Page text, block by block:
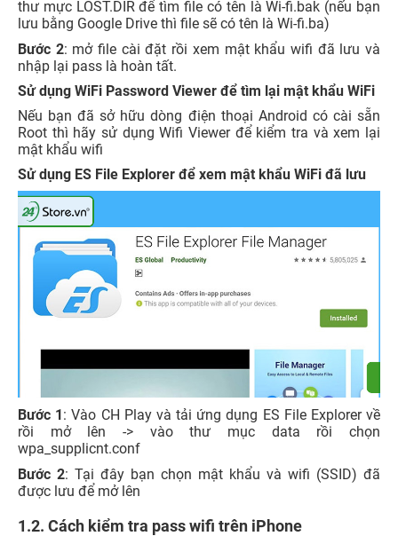
thư mực LOST.DIR để tìm file có tên là Wi-fi.bak (nếu bạn
lưu bằng Google Drive thì file sẽ có tên là Wi-fi.ba)
Bước 2: mở file cài đặt rồi xem mật khẩu wifi đã lưu và
nhập lại pass là hoàn tất.
Sử dụng WiFi Password Viewer để tìm lại mật khẩu WiFi
Nếu bạn đã sở hữu dòng điện thoại Android có cài sẵn
Root thì hãy sử dụng Wifi Viewer để kiểm tra và xem lại
mật khẩu wifi
Sử dụng ES File Explorer để xem mật khẩu WiFi đã lưu
Bước 1: Vào CH Play và tải ứng dụng ES File Explorer về
rồi mở lên -> vào thư mục data rồi chọn
wpa_supplicnt.conf
Bước 2: Tại đây bạn chọn mật khẩu và wifi (SSID) đã
được lưu để mở lên
1.2. Cách kiểm tra pass wifi trên iPhone